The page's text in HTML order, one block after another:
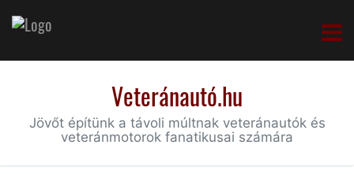
Veteránautó.hu
Jövőt építünk a távoli múltnak veteránautók és
veteránmotorok fanatikusai számára